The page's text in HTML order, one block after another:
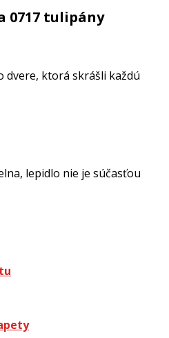
0717 tulipány
dvere, ktorá skrášli každú
lepidlo nie je súčasťou